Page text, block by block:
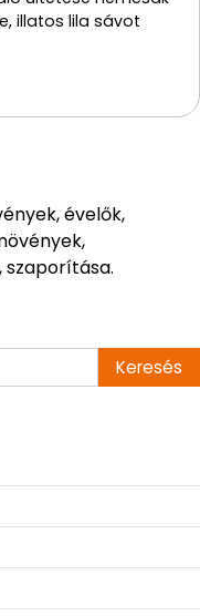
illatos lila sávot
évelők,
szaporítása.